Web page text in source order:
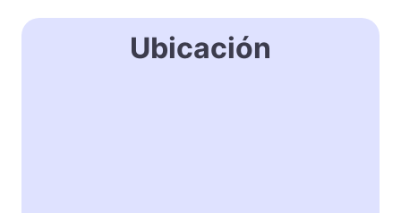
Ubicación